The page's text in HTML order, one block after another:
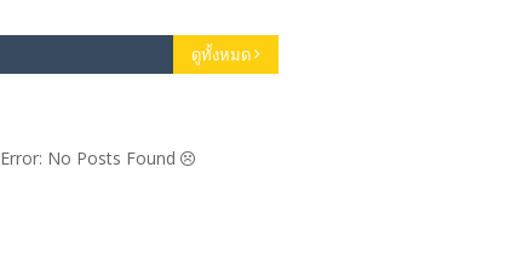
ดูทั้งหมด
Error: No Posts Found